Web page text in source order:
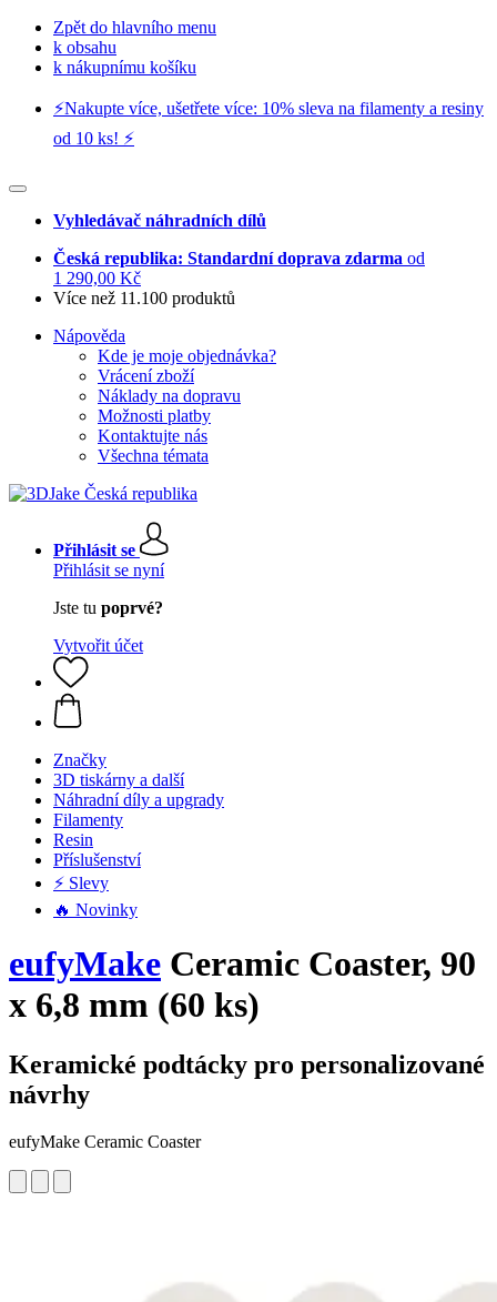
Zpět do hlavního menu
k obsahu
k nákupnímu košíku
⚡️Nakupte více, ušetřete více: 10% sleva na filamenty a resiny
od 10 ks! ⚡️
Vyhledávač náhradních dílů
Česká republika: Standardní doprava zdarma od
1 290,00 Kč
Více než 11.100 produktů
Nápověda
Kde je moje objednávka?
Vrácení zboží
Náklady na dopravu
Možnosti platby
Kontaktujte nás
Všechna témata
Přihlásit se
Přihlásit se nyní
Jste tu poprvé?
Vytvořit účet
Značky
3D tiskárny a další
Náhradní díly a upgrady
Filamenty
Resin
Příslušenství
⚡ Slevy
🔥 Novinky
eufyMake Ceramic Coaster, 90
x 6,8 mm (60 ks)
Keramické podtácky pro personalizované
návrhy
eufyMake Ceramic Coaster